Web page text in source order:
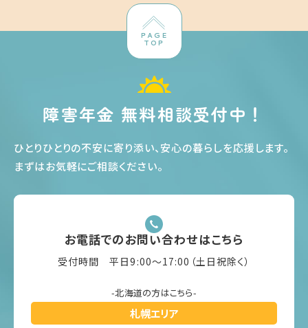
PAGE
TOP
障害年金 無料相談受付中！
ひとりひとりの不安に寄り添い、安心の暮らしを応援します。
まずはお気軽にご相談ください。
お電話でのお問い合わせはこちら
受付時間 平日9:00〜17:00（土日祝除く）
-北海道の方はこちら-
札幌エリア